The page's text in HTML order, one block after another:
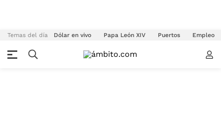
Temas del día Dólar en vivo Papa León XIV Puertos Empleo